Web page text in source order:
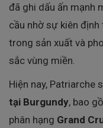
đã ghi dấu ấn mạnh
cầu nhờ sự kiên
trong sản xuất và
sắc vùng miền.
Hiện nay, Patriarche
tại Burgundy, bao
phân hạng Grand